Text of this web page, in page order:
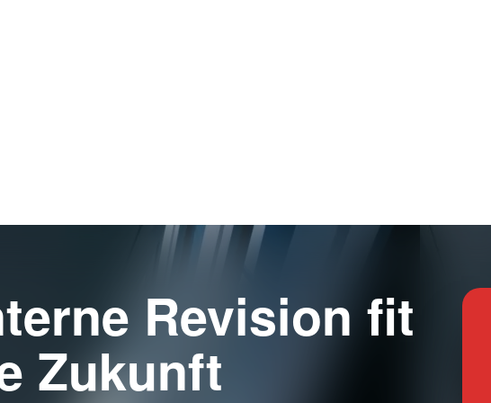
Revision fit
Zukunft